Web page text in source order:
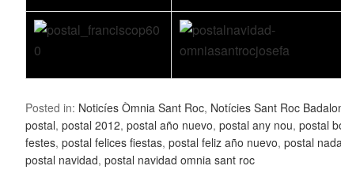
Posted in: Noticíes Òmnia Sant Roc, Notícies Sant Roc
postal, postal 2012, postal año nuevo, postal any nou, postal
festes, postal felices fiestas, postal feliz año nuevo, postal
postal navidad, postal navidad omnia sant roc